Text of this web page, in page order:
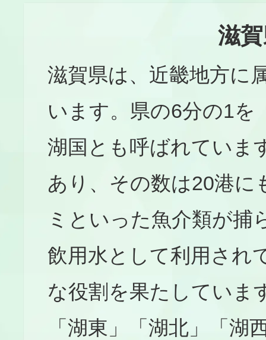
滋
滋賀県は、近畿地方に
います。県の6分の1を
湖国とも呼ばれていま
あり、その数は20港に
ミといった魚介類が捕
飲用水として利用され
な役割を果たしていま
「湖東」「湖北」「